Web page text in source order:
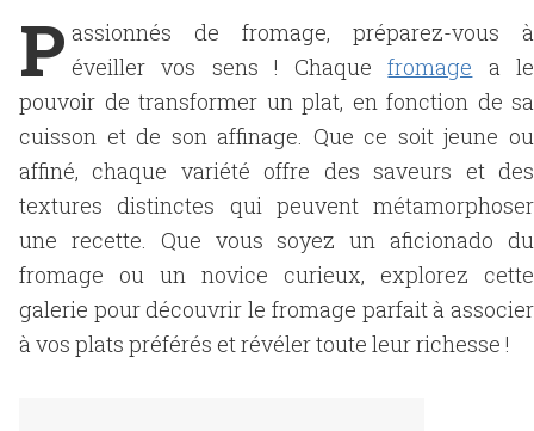
P assionnés de fromage, préparez-vous à
éveiller vos sens ! Chaquefromage a le
pouvoir de transformer un plat, en fonction de sa
cuisson et de son affinage. Que ce soit jeune ou
affiné, chaque variété offre des saveurs et des
textures distinctes qui peuvent métamorphoser
une recette. Que vous soyez un aficionado du
fromage ou un novice curieux, explorez cette
galerie pour découvrir le fromage parfait à associer
à vos plats préférés et révéler toute leur richesse !